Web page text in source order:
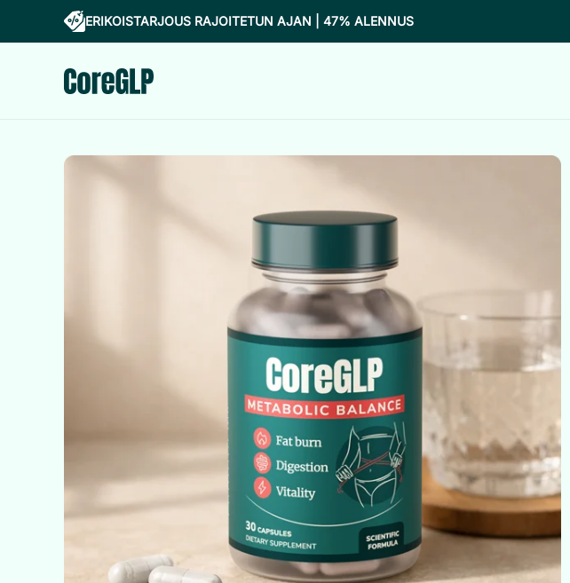
ERIKOISTARJOUS RAJOITETUN AJAN | 47% ALENNUS